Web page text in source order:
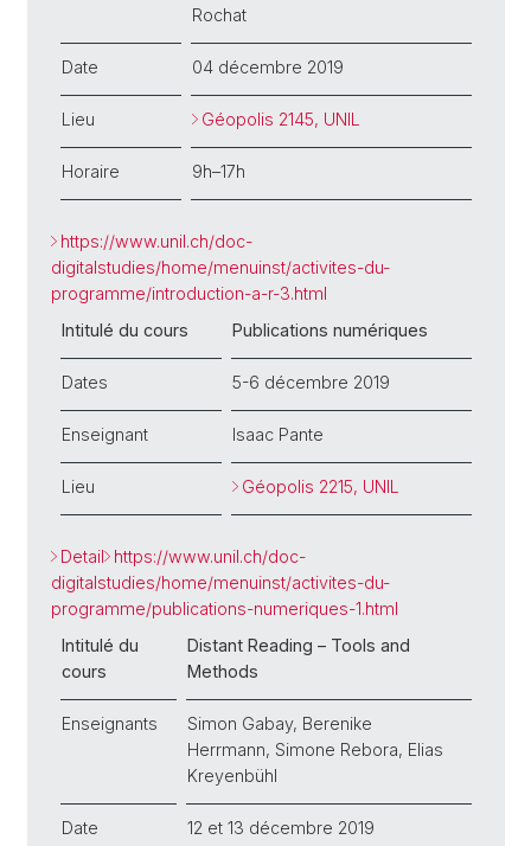
Rochat
Date 04 décembre 2019
Lieu Géopolis 2145, UNIL
Horaire 9h–17h
https://www.unil.ch/doc-
digitalstudies/home/menuinst/activites-du-
programme/introduction-a-r-3.html
Intitulé du cours
Publications numériques
Dates 5-6 décembre 2019
Enseignant Isaac Pante
Lieu Géopolis 2215, UNIL
Detail https://www.unil.ch/doc-
digitalstudies/home/menuinst/activites-du-
programme/publications-numeriques-1.html
Intitulé du
cours
Distant Reading – Tools and
Methods
Enseignants
Simon Gabay, Berenike
Herrmann, Simone Rebora, Elias
Kreyenbühl
Date 12 et 13 décembre 2019